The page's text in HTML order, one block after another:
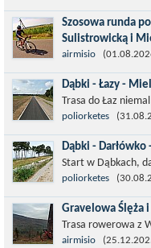
pamiętają okres...
Szosowa runda
Sulistrowicką i
Łatwa, szosowa
małym podjazdem
To trasa idealna
airmisio
Dąbki - Łazy -
Trasa do Łaz
ścieżkę rowerową
Niestety jest to
poliorketes
Dąbki -
Start w Dąbkach,
(niekiedy pieszo-
w stronę
poliorketes
Gravelowa Ślęża
Trasa rowerowa z
na rower
airmisio